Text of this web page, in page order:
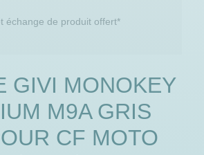
échange de produit offert*
GIVI MONOKEY
M9A GRIS
CF MOTO